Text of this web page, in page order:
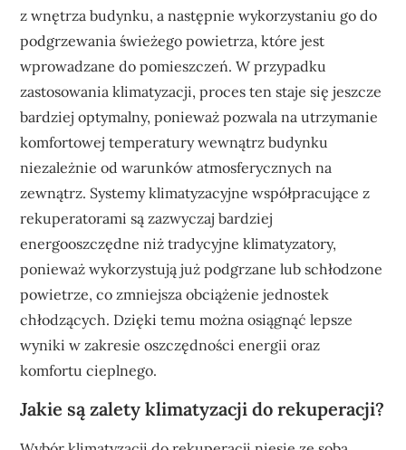
z wnętrza budynku, a następnie wykorzystaniu go do
podgrzewania świeżego powietrza, które jest
wprowadzane do pomieszczeń. W przypadku
zastosowania klimatyzacji, proces ten staje się jeszcze
bardziej optymalny, ponieważ pozwala na utrzymanie
komfortowej temperatury wewnątrz budynku
niezależnie od warunków atmosferycznych na
zewnątrz. Systemy klimatyzacyjne współpracujące z
rekuperatorami są zazwyczaj bardziej
energooszczędne niż tradycyjne klimatyzatory,
ponieważ wykorzystują już podgrzane lub schłodzone
powietrze, co zmniejsza obciążenie jednostek
chłodzących. Dzięki temu można osiągnąć lepsze
wyniki w zakresie oszczędności energii oraz
komfortu cieplnego.
Jakie są zalety klimatyzacji do rekuperacji?